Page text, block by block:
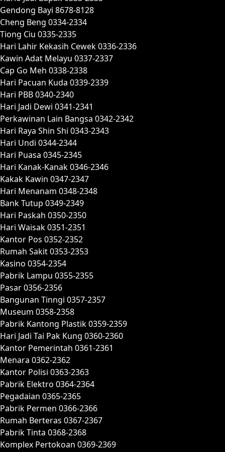
Gendong Bayi 8678-8128
Cheng Beng 0334-2334
Tiong Ciu 0335-2335
Hari Lahir Kekasih Cewek 0336-2336
Kawin Adat Melayu 0337-2337
Cap Go Meh 0338-2338
Hari Pacuan Kuda 0339-2339
Hari PBB 0340-2340
Hari Jadi Dewi 0341-2341
Perkawinan Lain Bangsa 0342-2342
Hari Raya Shin Shi 0343-2343
Hari Undi 0344-2344
Hari Puasa 0345-2345
Hari Kanak-Kanak 0346-2346
Kakak Kawin 0347-2347
Hari Menanam 0348-2348
Bank Tutup 0349-2349
Hari Paskah 0350-2350
Hari Waisak 0351-2351
Kantor Pos 0352-2352
Rumah Sakit 0353-2353
Kasino 0354-2354
Pabrik Lampu 0355-2355
Pasar 0356-2356
Bangunan Tinngi 0357-2357
Museum 0358-2358
Pabrik Kantong Plastik 0359-2359
Hari Jadi Tai Pak Kung 0360-2360
Kantor Pemerintah 0361-2361
Menara 0362-2362
Kantor Polisi 0363-2363
Pabrik Elektro 0364-2364
Pegadaian 0365-2365
Pabrik Permen 0366-2366
Rumah Berteras 0367-2367
Pabrik Tinta 0368-2368
Komplex Pertokoan 0369-2369